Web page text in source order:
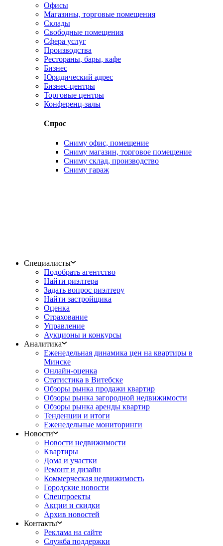
Офисы
Магазины, торговые помещения
Склады
Свободные помещения
Сфера услуг
Производства
Рестораны, бары, кафе
Бизнес
Юридический адрес
Бизнес-центры
Торговые центры
Конференц-залы
Спрос
Сниму офис, помещение
Сниму магазин, торговое помещение
Сниму склад, производство
Сниму гараж
Специалисты
Подобрать агентство
Найти риэлтера
Задать вопрос риэлтеру
Найти застройщика
Оценка
Страхование
Управление
Аукционы и конкурсы
Аналитика
Еженедельная динамика цен на квартиры в
Минске
Онлайн-оценка
Статистика в Витебске
Обзоры рынка продажи квартир
Обзоры рынка загородной недвижимости
Обзоры рынка аренды квартир
Тенденции и итоги
Еженедельные мониторинги
Новости
Новости недвижимости
Квартиры
Дома и участки
Ремонт и дизайн
Коммерческая недвижимость
Городские новости
Спецпроекты
Акции и скидки
Архив новостей
Контакты
Реклама на сайте
Служба поддержки